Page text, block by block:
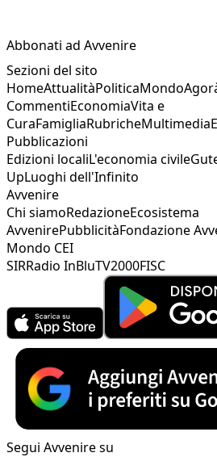
Abbonati ad Avvenire
Sezioni del sito
HomeAttualitàPoliticaMondo
CommentiEconomiaVita e
CuraFamigliaRubricheMultimedia
Pubblicazioni
Edizioni localiL'economia civile
UpLuoghi dell'Infinito
Avvenire
Chi siamoRedazioneEcosistema
AvvenirePubblicitàFondazione
Mondo CEI
SIRRadio InBluTV2000FISC
Segui Avvenire su